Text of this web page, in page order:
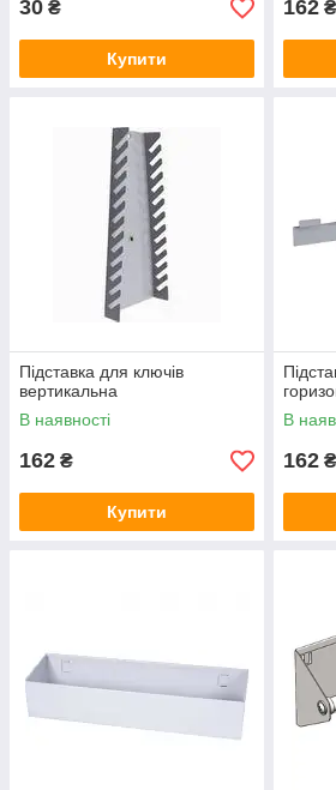
30 ₴
Купити
162 ₴
Підставка для ключів
вертикальна
В наявності
162 ₴
Купити
В
162 ₴